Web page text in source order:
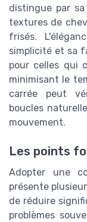
distingue par
textures de
frisés.
simplicité et sa
pour celles qui
minimisant le
carrée peut
boucles
mouvement.
Les points
Adopter une
présente
de réduire
problèmes